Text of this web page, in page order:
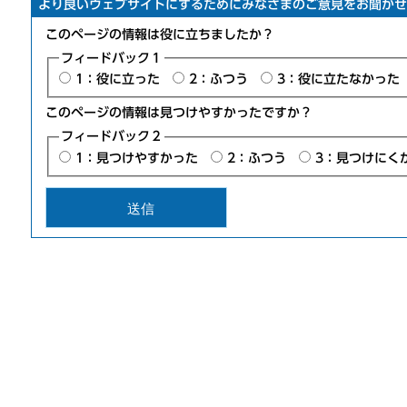
より良いウェブサイトにするためにみなさまのご意見をお聞か
このページの情報は役に立ちましたか？
フィードバック１
1：役に立った
2：ふつう 3：役に立たなかった
このページの情報は見つけやすかったですか？
フィードバック２
1：見つけやすかった
2：ふつう 3：見つけにく